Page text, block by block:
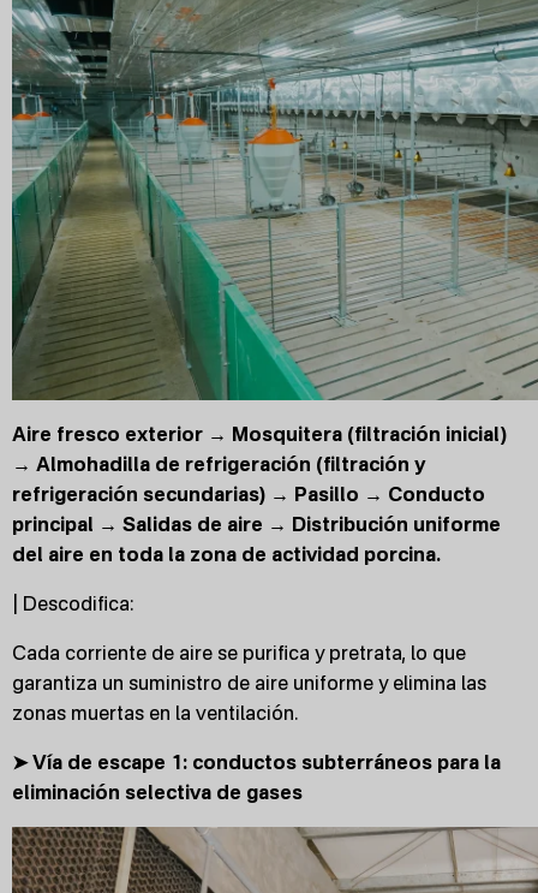
Aire fresco exterior → Mosquitera (filtración inicial)
→ Almohadilla de refrigeración (filtración y
refrigeración secundarias) → Pasillo → Conducto
principal → Salidas de aire → Distribución uniforme
del aire en toda la zona de actividad porcina.
| Descodifica:
Cada corriente de aire se purifica y pretrata, lo que
garantiza un suministro de aire uniforme y elimina las
zonas muertas en la ventilación.
➤ Vía de escape 1: conductos subterráneos para la
eliminación selectiva de gases